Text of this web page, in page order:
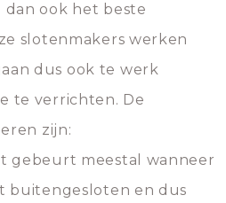
ook het beste
slotenmakers werken
dus ook te werk
te verrichten. De
zijn:
gebeurt meestal wanneer
buitengesloten en dus